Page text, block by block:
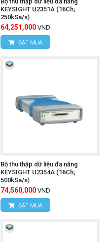
KEYSIGHT U2351A (16Ch;
250kSa/s)
64,251,000 VND
ĐẶT MUA
Bộ thu thập dữ liệu đa năng
KEYSIGHT U2354A (16Ch;
500kSa/s)
74,560,000 VND
ĐẶT MUA